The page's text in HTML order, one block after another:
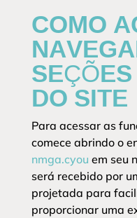
COMO
DO SITE
Para acessar as
comece abrindo o
nmga.cyou em seu
será recebido por
projetada para
proporcionar uma